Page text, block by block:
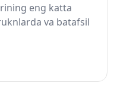
eng katta
va batafsil